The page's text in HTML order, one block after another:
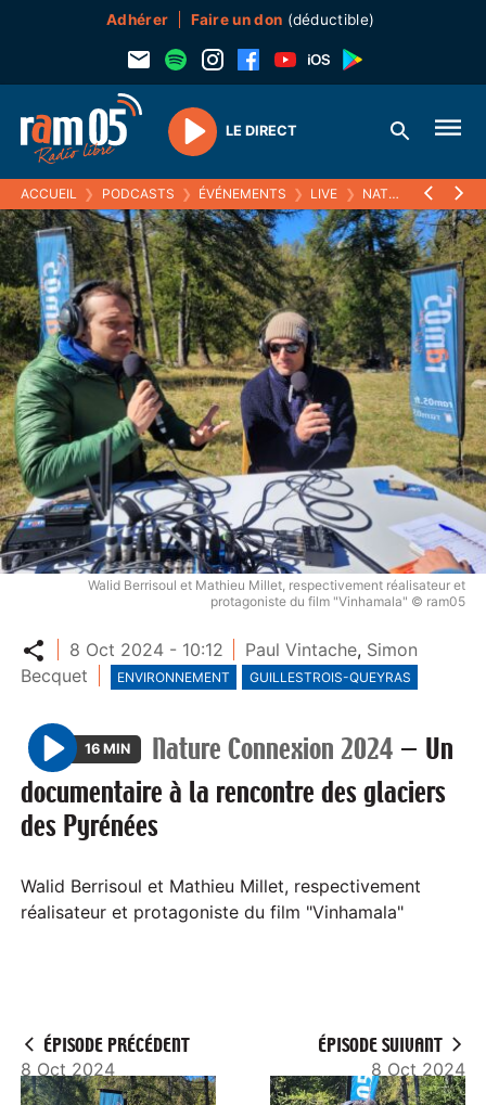
Adhérer Faire un don (déductible)
Play
LE DIRECT
ACCUEIL ❯ PODCASTS ❯ ÉVÉNEMENTS ❯ LIVE ❯ NATURE CONNEXION 2024
Walid Berrisoul et Mathieu Millet, respectivement réalisateur et
protagoniste du film "Vinhamala" © ram05
Partager
8 Oct 2024 - 10:12 Paul Vintache, Simon
Becquet
ENVIRONNEMENT GUILLESTROIS-QUEYRAS
P
l
a
16 MIN Nature Connexion 2024 — Un
documentaire à la rencontre des glaciers
des Pyrénées
Walid Berrisoul et Mathieu Millet, respectivement
réalisateur et protagoniste du film "Vinhamala"
ÉPISODE PRÉCÉDENT
8 Oct 2024
ÉPISODE SUIVANT
8 Oct 2024